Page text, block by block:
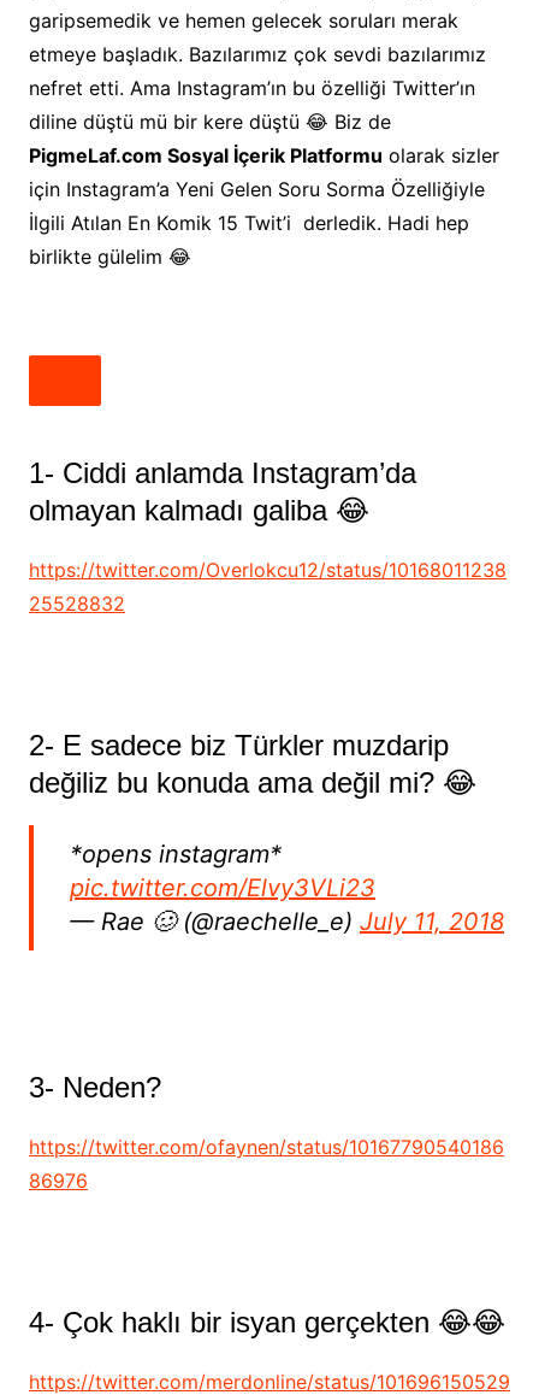
garipsemedik ve hemen gelecek soruları merak
etmeye başladık. Bazılarımız çok sevdi bazılarımız
nefret etti. Ama Instagram’ın bu özelliği Twitter’ın
diline düştü mü bir kere düştü 😂 Biz de
PigmeLaf.com Sosyal İçerik Platformu olarak sizler
için Instagram’a Yeni Gelen Soru Sorma Özelliğiyle
İlgili Atılan En Komik 15 Twit’i derledik. Hadi hep
birlikte gülelim 😂
1- Ciddi anlamda Instagram’da
olmayan kalmadı galiba 😂
https://twitter.com/Overlokcu12/status/10168011238
25528832
2- E sadece biz Türkler muzdarip
değiliz bu konuda ama değil mi? 😂
*opens instagram*
pic.twitter.com/Elvy3VLi23
— Rae 🥴 (@raechelle_e) July 11, 2018
3- Neden?
https://twitter.com/ofaynen/status/10167790540186
86976
4- Çok haklı bir isyan gerçekten 😂😂
https://twitter.com/merdonline/status/101696150529